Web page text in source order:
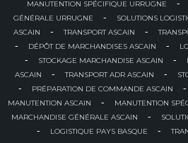
MANUTENTION SPÉCIFIQUE URRUGNE
GÉNÉRALE URRUGNE
- SOLUTIONS
ASCAIN
- TRANSPORT ASCAIN -
- DÉPÔT DE MARCHANDISES ASCAIN -
- STOCKAGE MARCHANDISE ASCAIN -
ASCAIN
- TRANSPORT ADR ASCAIN -
- PRÉPARATION DE COMMANDE ASCAIN -
MANUTENTION ASCAIN - MANUTENTION
MARCHANDISE GÉNÉRALE ASCAIN
-
- LOGISTIQUE PAYS BASQUE -